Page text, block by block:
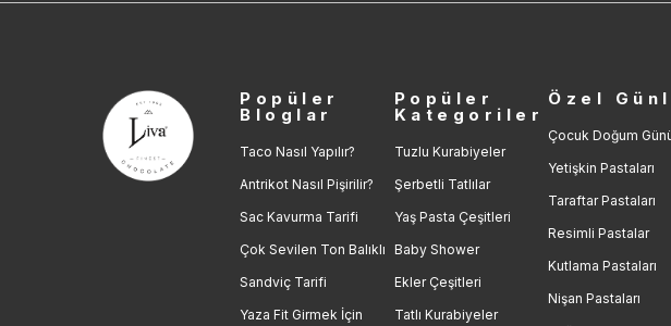
Popüler
Bloglar
Taco Nasıl Yapılır?
Antrikot Nasıl Pişirilir?
Sac Kavurma Tarifi
Çok Sevilen Ton Balıklı
Sandviç Tarifi
Yaza Fit Girmek İçin
Popüler
Kategoriler
Tuzlu Kurabiyeler
Şerbetli Tatlılar
Yaş Pasta Çeşitleri
Baby Shower
Ekler Çeşitleri
Tatlı Kurabiyeler
Özel
Çocuk Doğum
Yetişkin Pastaları
Taraftar Pastaları
Resimli Pastalar
Kutlama Pastaları
Nişan Pastaları